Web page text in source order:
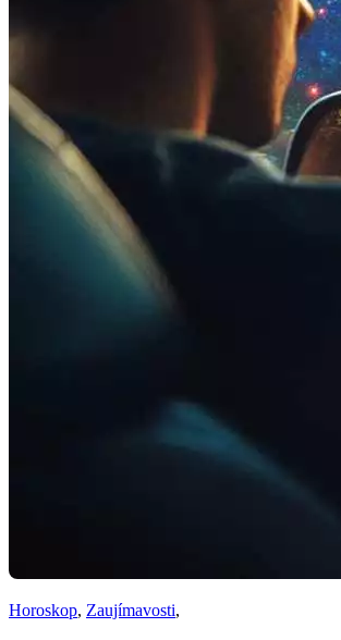
Horoskop, Zaujímavosti,